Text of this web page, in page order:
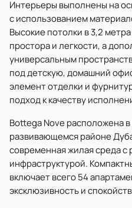
Интерьеры выполнены на
с использованием
Высокие потолки в 3,2
простора и легкости, а
универсальным
под детскую, домашний
элемент отделки и
подход к качеству
Bottega Nove расположена
развивающемся районе
современная жилая среда с
инфраструктурой.
включает всего 54
эксклюзивность и